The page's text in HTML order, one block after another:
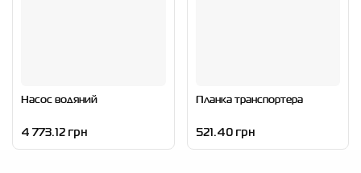
Насос водяний
4 773.12 грн
Планка транспортера
521.40 грн